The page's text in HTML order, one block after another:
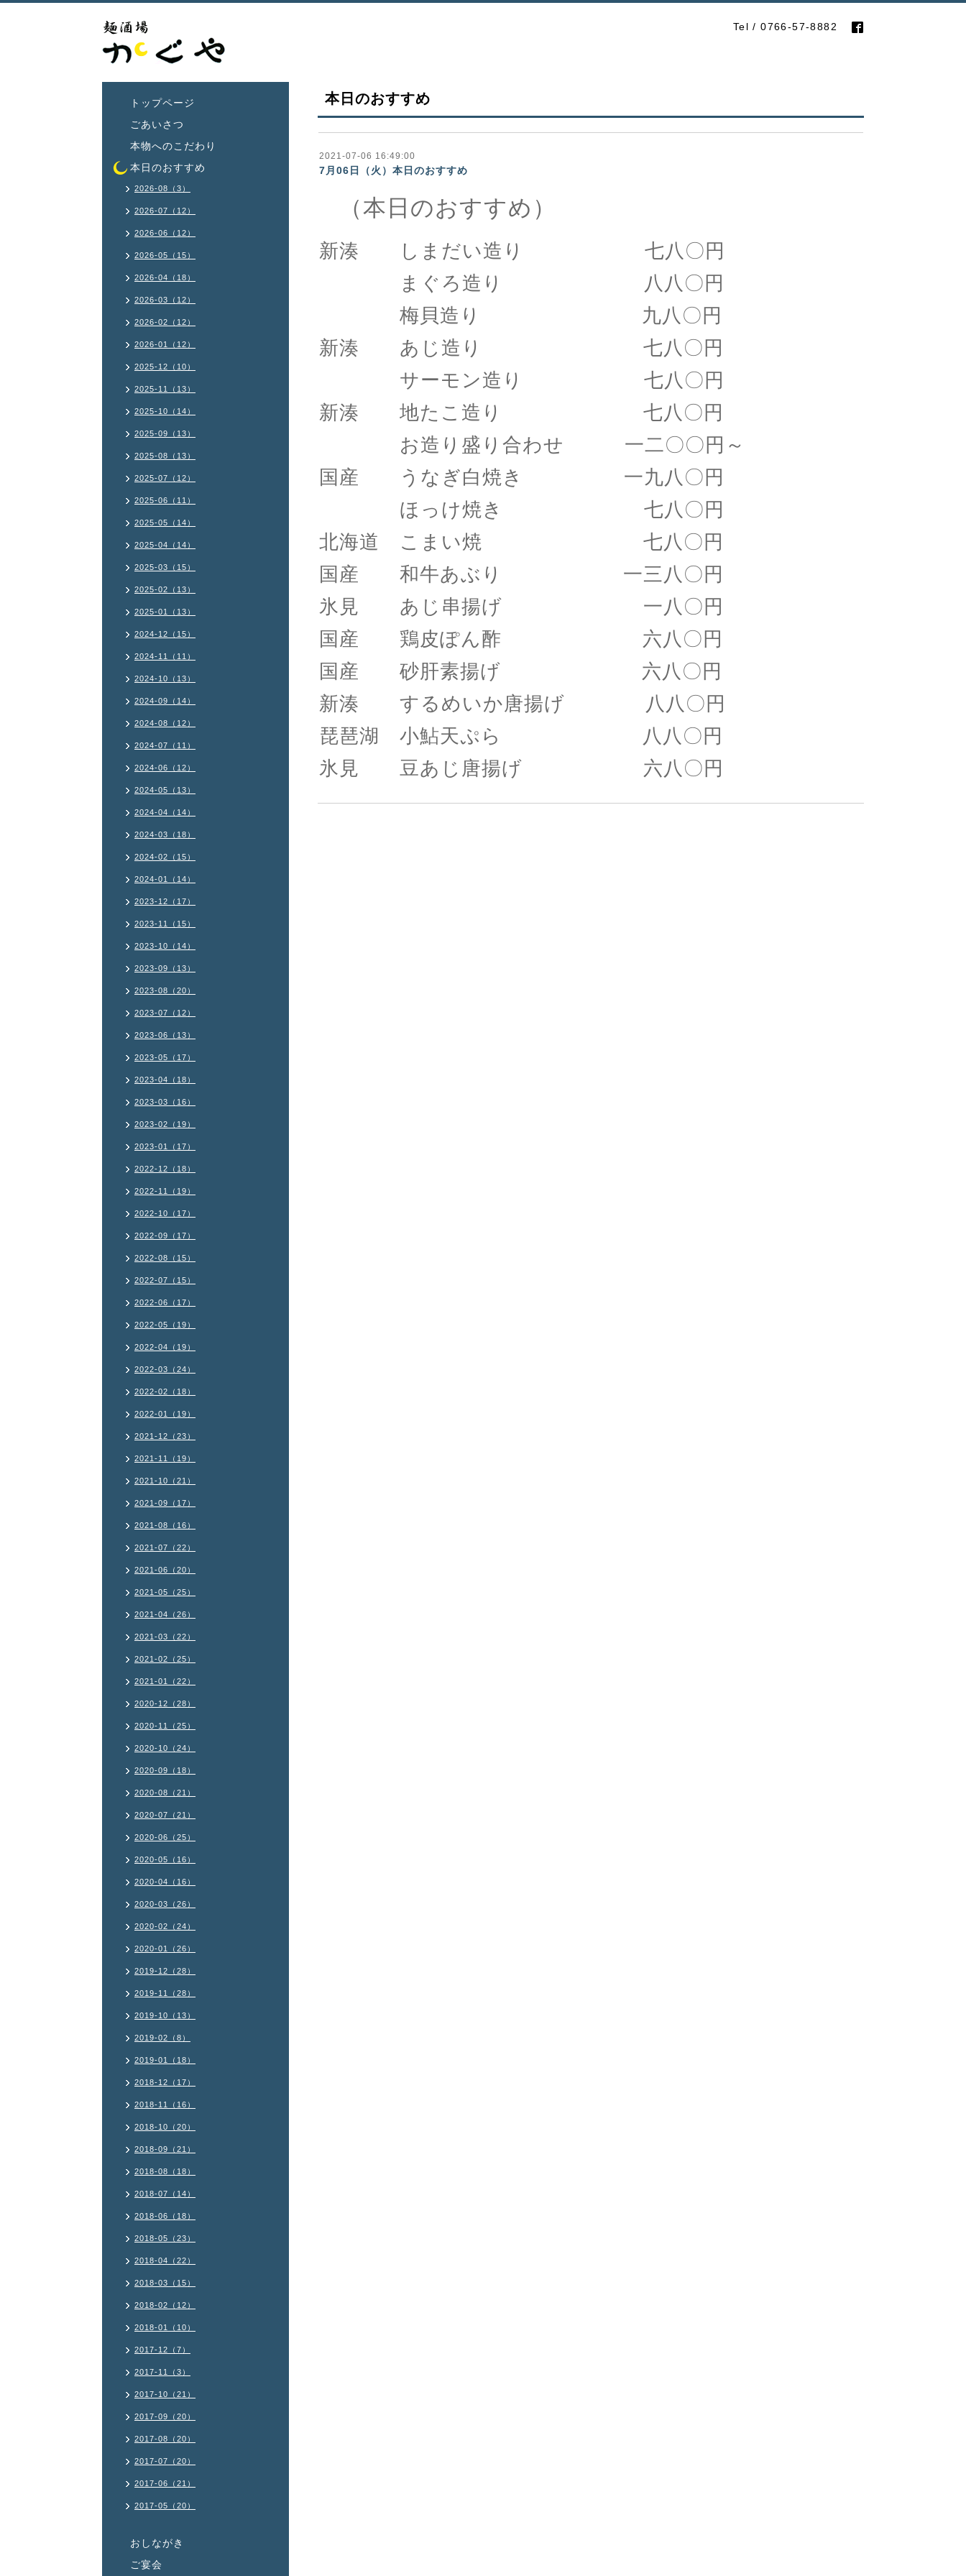
Tel / 0766-57-8882
本日のおすすめ
2021-07-06 16:49:00
7月06日（火）本日のおすすめ
（本日のおすすめ）
新湊 しまだい造り 七八〇円
まぐろ造り 八八〇円
梅貝造り 九八〇円
新湊 あじ造り 七八〇円
サーモン造り 七八〇円
新湊 地たこ造り 七八〇円
お造り盛り合わせ 一二〇〇円～
国産 うなぎ白焼き 一九八〇円
ほっけ焼き 七八〇円
北海道 こまい焼 七八〇円
国産 和牛あぶり 一三八〇円
氷見 あじ串揚げ 一八〇円
国産 鶏皮ぽん酢 六八〇円
国産 砂肝素揚げ 六八〇円
新湊 するめいか唐揚げ 八八〇円
琵琶湖 小鮎天ぷら 八八〇円
氷見 豆あじ唐揚げ 六八〇円
トップページ
ごあいさつ
本物へのこだわり
本日のおすすめ
2026-08（3）
2026-07（12）
2026-06（12）
2026-05（15）
2026-04（18）
2026-03（12）
2026-02（12）
2026-01（12）
2025-12（10）
2025-11（13）
2025-10（14）
2025-09（13）
2025-08（13）
2025-07（12）
2025-06（11）
2025-05（14）
2025-04（14）
2025-03（15）
2025-02（13）
2025-01（13）
2024-12（15）
2024-11（11）
2024-10（13）
2024-09（14）
2024-08（12）
2024-07（11）
2024-06（12）
2024-05（13）
2024-04（14）
2024-03（18）
2024-02（15）
2024-01（14）
2023-12（17）
2023-11（15）
2023-10（14）
2023-09（13）
2023-08（20）
2023-07（12）
2023-06（13）
2023-05（17）
2023-04（18）
2023-03（16）
2023-02（19）
2023-01（17）
2022-12（18）
2022-11（19）
2022-10（17）
2022-09（17）
2022-08（15）
2022-07（15）
2022-06（17）
2022-05（19）
2022-04（19）
2022-03（24）
2022-02（18）
2022-01（19）
2021-12（23）
2021-11（19）
2021-10（21）
2021-09（17）
2021-08（16）
2021-07（22）
2021-06（20）
2021-05（25）
2021-04（26）
2021-03（22）
2021-02（25）
2021-01（22）
2020-12（28）
2020-11（25）
2020-10（24）
2020-09（18）
2020-08（21）
2020-07（21）
2020-06（25）
2020-05（16）
2020-04（16）
2020-03（26）
2020-02（24）
2020-01（26）
2019-12（28）
2019-11（28）
2019-10（13）
2019-02（8）
2019-01（18）
2018-12（17）
2018-11（16）
2018-10（20）
2018-09（21）
2018-08（18）
2018-07（14）
2018-06（18）
2018-05（23）
2018-04（22）
2018-03（15）
2018-02（12）
2018-01（10）
2017-12（7）
2017-11（3）
2017-10（21）
2017-09（20）
2017-08（20）
2017-07（20）
2017-06（21）
2017-05（20）
おしながき
ご宴会